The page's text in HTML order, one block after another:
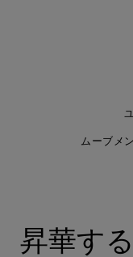
ムーブメ
昇華する